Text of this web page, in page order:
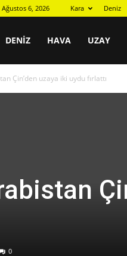
6, 2026 Kara Deniz
DENIZ HAVA UZAY
Çin’den uzaya iki uydu fırlattı
0